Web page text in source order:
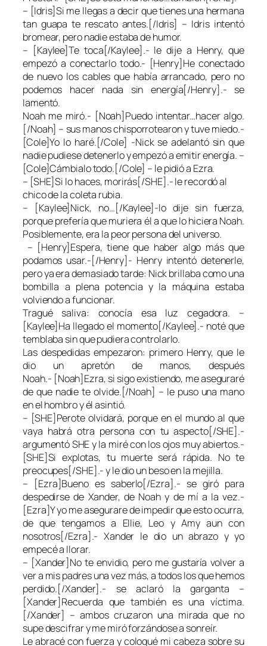
– [Idris]Si me llegas a decir que tienes una hermana
tan guapa te rescato antes.[/Idris] – Idris intentó
bromear, pero nadie estaba de humor.
– [Kaylee]Te toca[/Kaylee].- le dije a Henry, que
empezó a conectarlo todo.- [Henry]He conectado
de nuevo los cables que había arrancado, pero no
podemos hacer nada sin energía[/Henry].- se
lamentó.
Noah me miró.- [Noah]Puedo intentar…hacer algo.
[/Noah] – sus manos chisporrotearon y tuve miedo.-
[Cole]Yo lo haré.[/Cole] -Nick se adelantó sin que
nadie pudiese detenerlo y empezó a emitir energía. –
[Cole]Cámbialo todo.[/Cole] – le pidió a Ezra.
– [SHE]Si lo haces, morirás[/SHE].- le recordó al
chico de la coleta rubia.
– [Kaylee]Nick, no…[/Kaylee]-lo dije sin fuerza,
porque prefería que muriera él a que lo hiciera Noah.
Posiblemente, era la peor persona del universo.
– [Henry]Espera, tiene que haber algo más que
podamos usar.-[/Henry]- Henry intentó detenerle,
pero ya era demasiado tarde: Nick brillaba como una
bombilla a plena potencia y la máquina estaba
volviendo a funcionar.
Tragué saliva: conocía esa luz cegadora. –
[Kaylee]Ha llegado el momento[/Kaylee].- noté que
temblaba sin que pudiera controlarlo.
Las despedidas empezaron: primero Henry, que le
dio un apretón de manos, después
Noah.- [Noah]Ezra, si sigo existiendo, me aseguraré
de que nadie te olvide.[/Noah] – le puso una mano
en el hombro y él asintió.
– [SHE]Perote olvidará, porque en el mundo al que
vaya habrá otra persona con tu aspecto[/SHE].-
argumentó SHE y la miré con los ojos muy abiertos.-
[SHE]Si explotas, tu muerte será rápida. No te
preocupes[/SHE].- y le dio un beso en la mejilla.
– [Ezra]Bueno es saberlo[/Ezra].- se giró para
despedirse de Xander, de Noah y de mí a la vez.-
[Ezra]Y yo me asegurare de impedir que esto ocurra,
de que tengamos a Ellie, Leo y Amy aun con
nosotros[/Ezra].- Xander le dio un abrazo y yo
empecé a llorar.
– [Xander]No te envidio, pero me gustaría volver a
ver a mis padres una vez más, a todos los que hemos
perdido.[/Xander].- se aclaró la garganta –
[Xander]Recuerda que también es una víctima.
[/Xander] – ambos cruzaron una mirada que no
supe descifrar y me miró forzándose a sonreír.
Le abracé con fuerza y coloqué mi cabeza sobre su